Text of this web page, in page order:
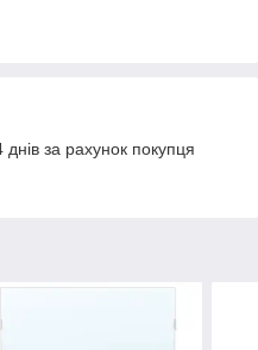
за рахунок покупця